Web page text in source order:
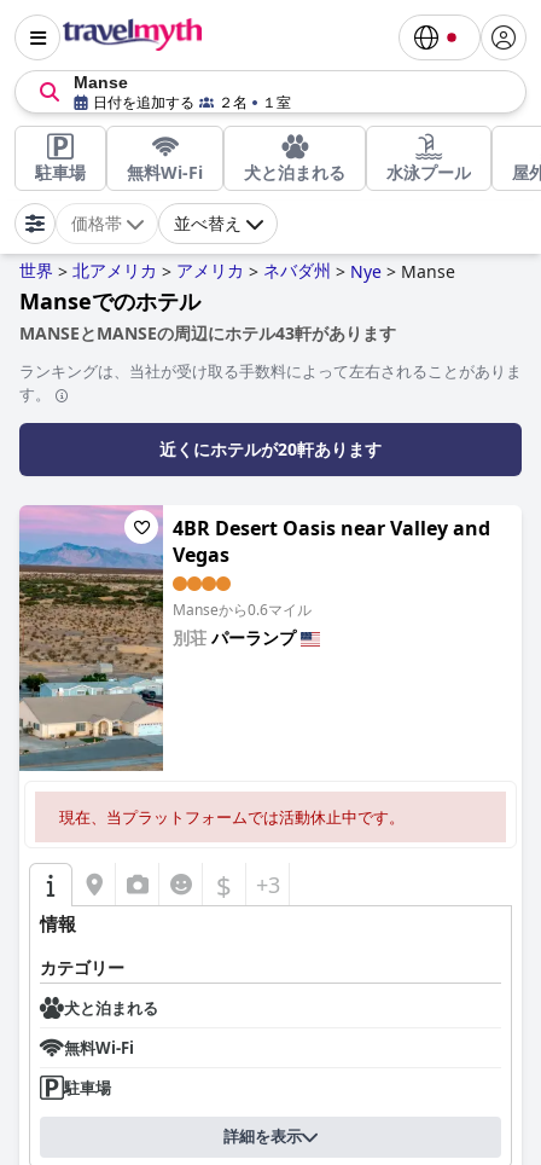
Manse
日付を追加する ２名 １室
駐車場 無料Wi-Fi 犬と泊まれる 水泳プール 屋
価格帯 並べ替え
世界 > 北アメリカ > アメリカ > ネバダ州 > Nye > Manse
Manseでのホテル
MANSEとMANSEの周辺にホテル43軒があります
ランキングは、当社が受け取る手数料によって左右されることがありま
す。
近くにホテルが20軒あります
4BR Desert Oasis near Valley and
Vegas
Manseから0.6マイル
別荘 パーランプ
現在、当プラットフォームでは活動休止中です。
$ +3
情報
カテゴリー
犬と泊まれる
無料Wi-Fi
駐車場
詳細を表示